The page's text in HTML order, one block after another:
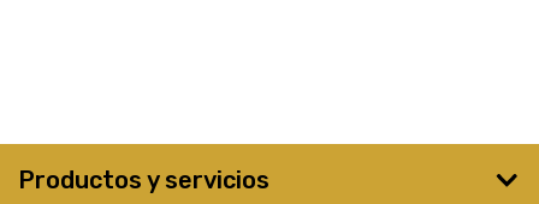
Productos y servicios